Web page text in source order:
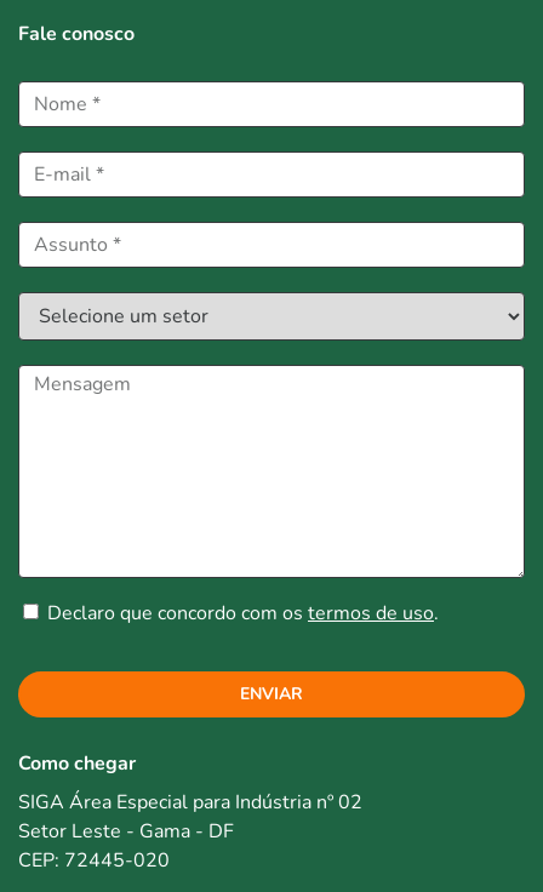
Fale conosco
Declaro que concordo com os termos de uso.
ENVIAR
Como chegar
SIGA Área Especial para Indústria nº 02
Setor Leste - Gama - DF
CEP: 72445-020